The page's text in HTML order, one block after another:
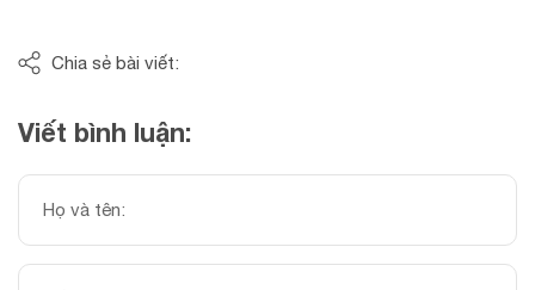
Chia sẻ bài viết:
Viết bình luận: